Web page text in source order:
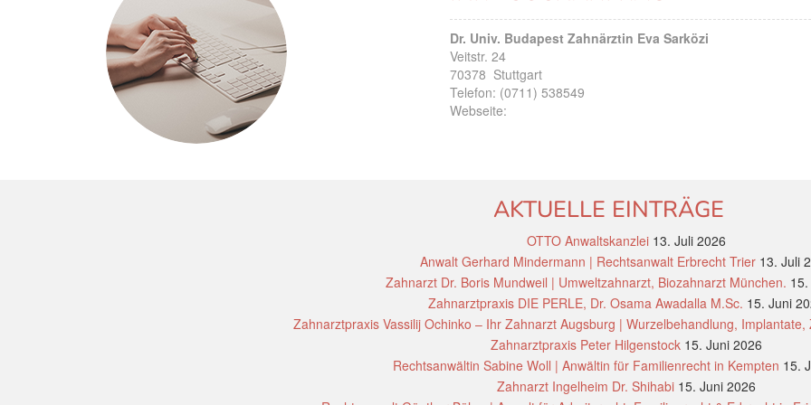
Dr. Univ. Budapest Zahnärztin Eva Sarközi
Veitstr. 24
70378 Stuttgart
Telefon: (0711) 538549
Webseite:
AKTUELLE EINTRÄGE
OTTO Anwaltskanzlei 13. Juli 2026
Anwalt Gerhard Mindermann | Rechtsanwalt Erbrecht Trier 13. Juli
Zahnarzt Dr. Boris Mundweil | Umweltzahnarzt, Biozahnarzt München.
Zahnarztpraxis DIE PERLE, Dr. Osama Awadalla M.Sc. 15. Juni
Zahnarztpraxis Vassilij Ochinko – Ihr Zahnarzt Augsburg | Wurzelbehandlung, Implantate,
Zahnarztpraxis Peter Hilgenstock 15. Juni 2026
Rechtsanwältin Sabine Woll | Anwältin für Familienrecht in Kempten 15.
Zahnarzt Ingelheim Dr. Shihabi 15. Juni 2026